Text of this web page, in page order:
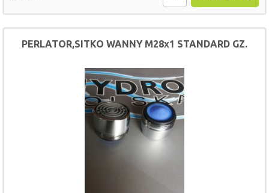
PERLATOR,SITKO WANNY M28x1 STANDARD GZ.